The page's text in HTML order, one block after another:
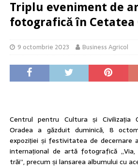
Triplu eveniment de
fotografică în Cetatea
9 octombrie 2023 Business Agricol
Centrul pentru Cultura și Civilizația
Oradea a găzduit duminică, 8
expoziției și festivitatea de decernare
internațional de artă fotografică
trăi”, precum și lansarea albumului cu